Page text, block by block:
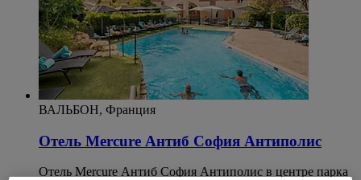
ВАЛЬБОН, Франция
Отель Mercure Антиб София Антиполис
Отель Mercure Антиб София Антиполис в центре парка